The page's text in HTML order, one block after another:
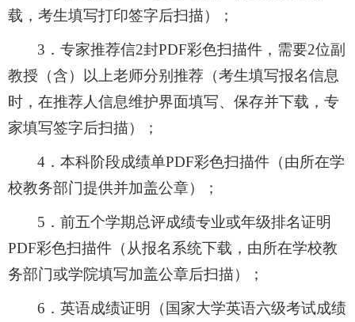
载，考生填写打印签字后扫描）；
3 ．专家推荐信2封PDF彩色扫描件，需要2位副
教授（含）以上老师分别推荐（考生填写报名信息
时，在推荐人信息维护界面填写、保存并下载，专
家填写签字后扫描）；
4 ．本科阶段成绩单PDF彩色扫描件（由所在学
校教务部门提供并加盖公章）；
5 ．前五个学期总评成绩专业或年级排名证明
PDF彩色扫描件（从报名系统下载，由所在学校教
务部门或学院填写加盖公章后扫描）；
6 ．英语成绩证明（国家大学英语六级考试成绩